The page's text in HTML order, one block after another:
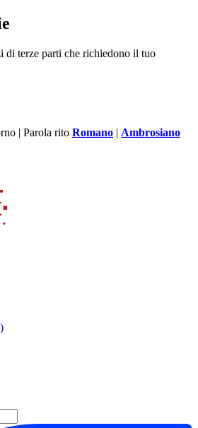
di terze parti che richiedono il tuo
| Parola rito Romano | Ambrosiano